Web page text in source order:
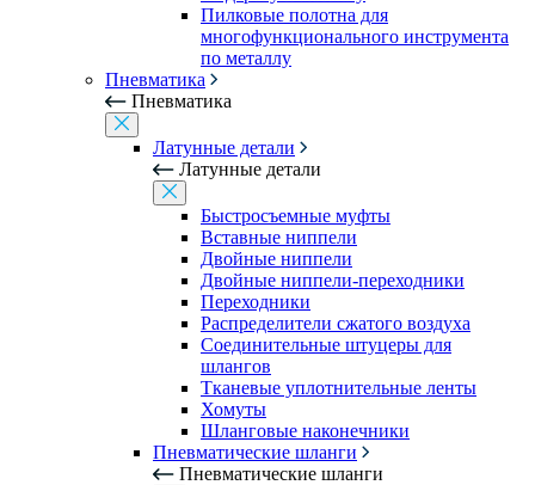
Пилковые полотна для
многофункционального инструмента
по металлу
Пневматика
Пневматика
Латунные детали
Латунные детали
Быстросъемные муфты
Вставные ниппели
Двойные ниппели
Двойные ниппели-переходники
Переходники
Распределители сжатого воздуха
Соединительные штуцеры для
шлангов
Тканевые уплотнительные ленты
Хомуты
Шланговые наконечники
Пневматические шланги
Пневматические шланги